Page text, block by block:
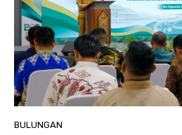
BULUNGAN